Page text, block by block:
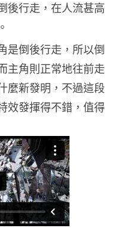
後行走，在人流甚高
是倒後行走，所以倒
主角則正常地往前走
麼新發明，不過這段
效發揮得不錯，值得